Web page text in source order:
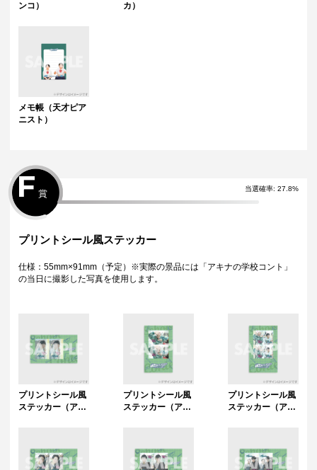
ンコ）
カ）
メモ帳（天才ピア
ニスト）
当選確率: 27.8%
F 賞
プリントシール風ステッカー
仕様：55mm×91mm（予定）※実際の景品には「アキナの学校コント」
の当日に撮影した写真を使用します。
プリントシール風
ステッカー（アキ
プリントシール風
ステッカー（アキ
プリントシール風
ステッカー（アキ